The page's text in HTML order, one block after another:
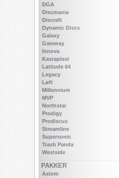
DGA
Discmania
Discraft
Dynamic Discs
Galaxy
Gateway
Innova
Kastaplast
Latitude 64
Legacy
Løft
Millennium
MVP
Northstar
Prodigy
Prodiscus
Streamline
Supersonic
Trash Panda
Westside
PAKKER
Axiom